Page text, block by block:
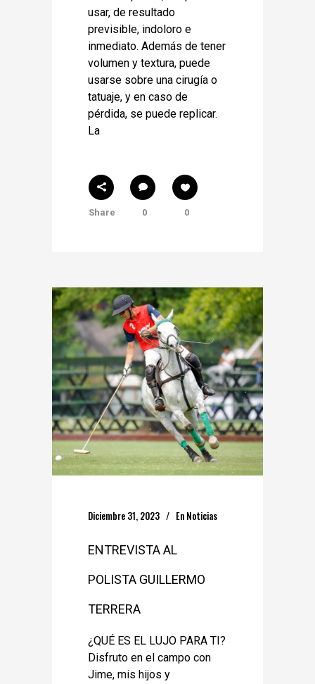
usar, de resultado
previsible, indoloro e
inmediato. Además de tener
volumen y textura, puede
usarse sobre una cirugía o
tatuaje, y en caso de
pérdida, se puede replicar.
La
Share 0 0
Diciembre 31, 2023 En Noticias
ENTREVISTA AL
POLISTA GUILLERMO
TERRERA
¿QUÉ ES EL LUJO PARA TI?
Disfruto en el campo con
Jime, mis hijos y